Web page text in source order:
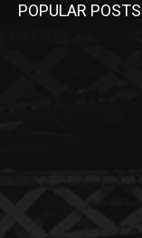
POPULAR POSTS